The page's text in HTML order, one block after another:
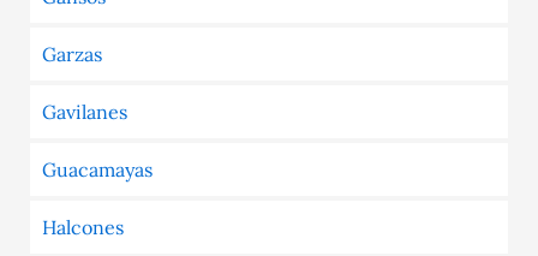
Garzas
Gavilanes
Guacamayas
Halcones